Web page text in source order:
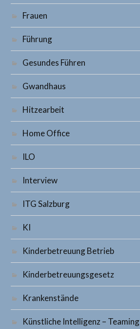
Frauen
Führung
Gesundes Führen
Gwandhaus
Hitzearbeit
Home Office
ILO
Interview
ITG Salzburg
KI
Kinderbetreuung Betrieb
Kinderbetreuungsgesetz
Krankenstände
Künstliche Intelligenz – Teaming